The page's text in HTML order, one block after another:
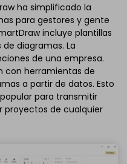
ha simplificado la
para gestores y gente
incluye plantillas
diagramas. La
de una empresa.
con herramientas de
a partir de datos. Esto
para transmitir
proyectos de cualquier